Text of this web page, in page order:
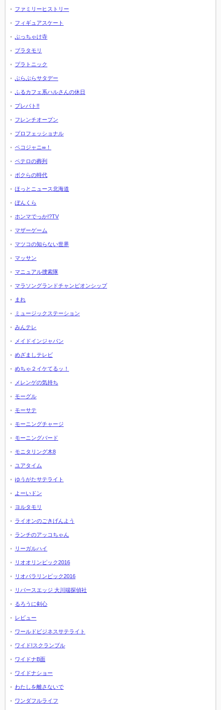
ファミリーヒストリー
フィギュアスケート
ぶっちゃけ寺
ブラタモリ
プラトニック
ぶらぶらサタデー
ふるカフェ系ハルさんの休日
プレバト!!
フレンチオープン
プロフェッショナル
ペコジャニ∞！
ペテロの葬列
ボクらの時代
ほっとニュース北海道
ぼんくら
ホンマでっか!?TV
マザーゲーム
マツコの知らない世界
マッサン
マニュアル捜索隊
マラソングランドチャンピオンシップ
まれ
ミュージックステーション
みんテレ
メイドインジャパン
めざましテレビ
めちゃ２イケてるッ！
メレンゲの気持ち
モーグル
モーサテ
モーニングチャージ
モーニングバード
モニタリング木8
ユアタイム
ゆうがたサテライト
よーいドン
ヨルタモリ
ライオンのごきげんよう
ランチのアッコちゃん
リーガルハイ
リオオリンピック2016
リオパラリンピック2016
リバースエッジ 大川端探偵社
るろうに剣心
レビュー
ワールドビジネスサテライト
ワイド!スクランブル
ワイドナB面
ワイドナショー
わたしを離さないで
ワンダフルライフ